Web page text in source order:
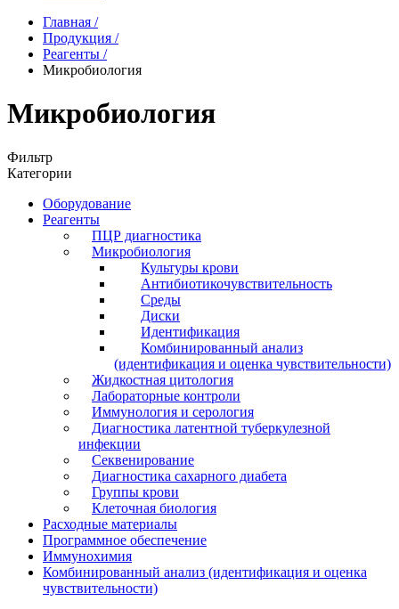
Главная /
Продукция /
Реагенты /
Микробиология
Микробиология
Фильтр
Категории
Оборудование
Реагенты
ПЦР диагностика
Микробиология
Культуры крови
Антибиотикочувствительность
Среды
Диски
Идентификация
Комбинированный анализ
(идентификация и оценка чувствительности)
Жидкостная цитология
Лабораторные контроли
Иммунология и серология
Диагностика латентной туберкулезной
инфекции
Секвенирование
Диагностика сахарного диабета
Группы крови
Клеточная биология
Расходные материалы
Программное обеспечение
Иммунохимия
Комбинированный анализ (идентификация и оценка
чувствительности)